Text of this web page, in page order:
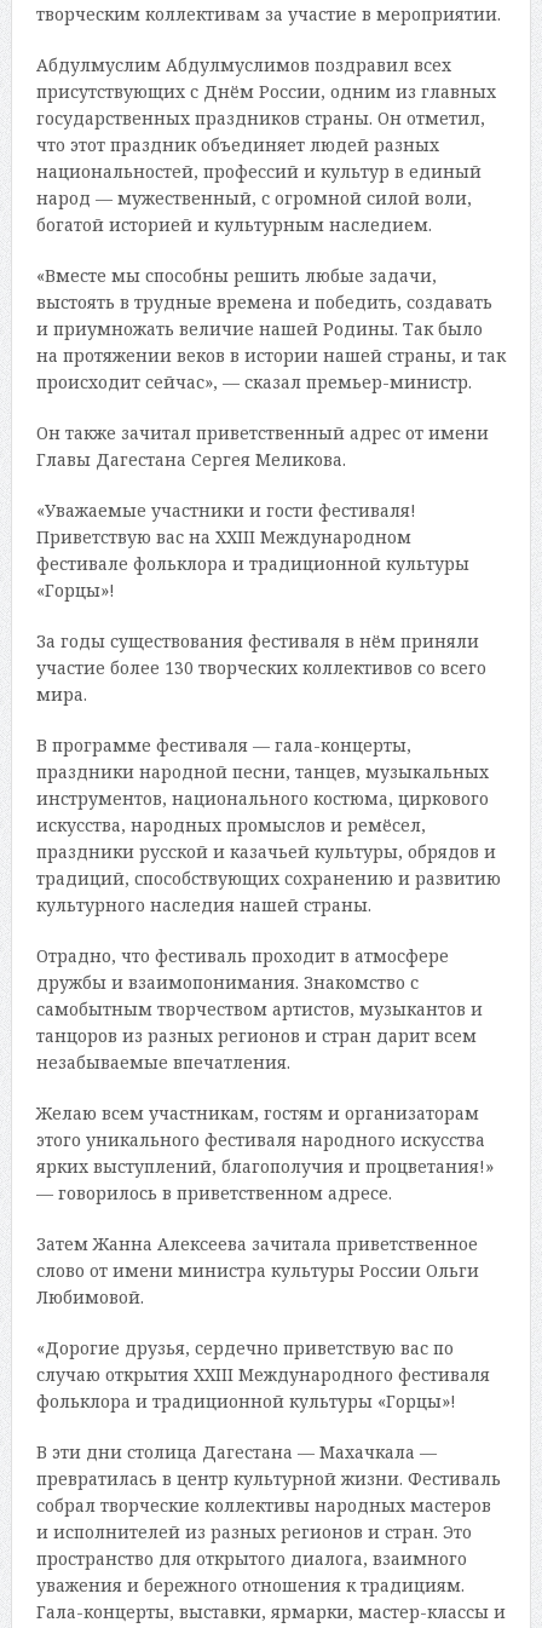
творческим коллективам за участие в мероприятии.
Абдулмуслим Абдулмуслимов поздравил всех
присутствующих с Днём России, одним из главных
государственных праздников страны. Он отметил,
что этот праздник объединяет людей разных
национальностей, профессий и культур в единый
народ — мужественный, с огромной силой воли,
богатой историей и культурным наследием.
«Вместе мы способны решить любые задачи,
выстоять в трудные времена и победить, создавать
и приумножать величие нашей Родины. Так было
на протяжении веков в истории нашей страны, и так
происходит сейчас», — сказал премьер-министр.
Он также зачитал приветственный адрес от имени
Главы Дагестана Сергея Меликова.
«Уважаемые участники и гости фестиваля!
Приветствую вас на XXIII Международном
фестивале фольклора и традиционной культуры
«Горцы»!
За годы существования фестиваля в нём приняли
участие более 130 творческих коллективов со всего
мира.
В программе фестиваля — гала-концерты,
праздники народной песни, танцев, музыкальных
инструментов, национального костюма, циркового
искусства, народных промыслов и ремёсел,
праздники русской и казачьей культуры, обрядов и
традиций, способствующих сохранению и развитию
культурного наследия нашей страны.
Отрадно, что фестиваль проходит в атмосфере
дружбы и взаимопонимания. Знакомство с
самобытным творчеством артистов, музыкантов и
танцоров из разных регионов и стран дарит всем
незабываемые впечатления.
Желаю всем участникам, гостям и организаторам
этого уникального фестиваля народного искусства
ярких выступлений, благополучия и процветания!»
— говорилось в приветственном адресе.
Затем Жанна Алексеева зачитала приветственное
слово от имени министра культуры России Ольги
Любимовой.
«Дорогие друзья, сердечно приветствую вас по
случаю открытия XXIII Международного фестиваля
фольклора и традиционной культуры «Горцы»!
В эти дни столица Дагестана — Махачкала —
превратилась в центр культурной жизни. Фестиваль
собрал творческие коллективы народных мастеров
и исполнителей из разных регионов и стран. Это
пространство для открытого диалога, взаимного
уважения и бережного отношения к традициям.
Гала-концерты, выставки, ярмарки, мастер-классы и